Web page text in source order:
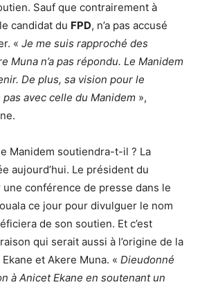
Sauf que contrairement à
candidat du FPD, n’a pas accusé
« Je me suis rapproché des
Muna n’a pas répondu. Le Manidem
De plus, sa vision pour le
avec celle du Manidem »,
Manidem soutiendra-t-il ? La
aujourd’hui. Le président du
une conférence de presse dans le
ce jour pour divulguer le nom
de son soutien. Et c’est
qui serait aussi à l’origine de la
et Akere Muna. « Dieudonné
à Anicet Ekane en soutenant un